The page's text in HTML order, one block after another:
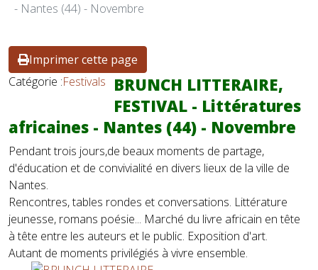
- Nantes (44) - Novembre
Imprimer cette page
Catégorie :Festivals
BRUNCH LITTERAIRE,
FESTIVAL - Littératures
africaines - Nantes (44) - Novembre
Pendant trois jours,de beaux moments de partage,
d'éducation et de convivialité en divers lieux de la ville de
Nantes.
Rencontres, tables rondes et conversations. Littérature
jeunesse, romans poésie... Marché du livre africain en tête
à tête entre les auteurs et le public. Exposition d'art.
Autant de moments privilégiés à vivre ensemble.